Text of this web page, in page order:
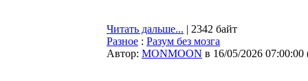
Читать дальше... | 2342 байт
Разное : Разум без мозга
Автор: MONMOON в 16/05/2026 07:00:00